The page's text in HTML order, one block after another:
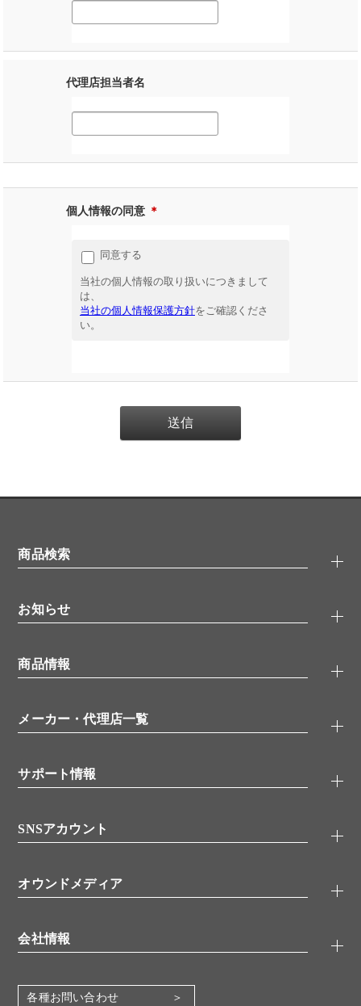
代理店担当者名
個人情報の同意 ＊
同意する
当社の個人情報の取り扱いにつきまして
は、
当社の個人情報保護方針をご確認くださ
い。
商品検索
タンパク質検索
ELISA/ELISpot検索
品番検索
お知らせ
無料サンプル
ウェビナー （オンラインセミナー）
学会・展示スケジュール
商品情報
抗体
シグナル伝達
糖類／レクチン
分子生物
バイオメディカル(環境・食品)
機器・消耗品
メーカー・代理店一覧
代理店
サポート情報
アプリケーションノート
書類ダウンロード
SNSアカウント
YouTube
オウンドメディア
会社情報
会社概要
各種お問い合わせ